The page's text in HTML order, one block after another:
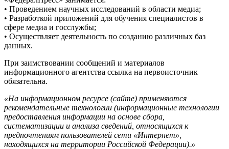
• Проведением научных исследований в области медиа;
• Разработкой приложений для обучения специалистов в
сфере медиа и госслужбы;
• Осуществляет деятельность по созданию различных баз
данных.
При заимствовании сообщений и материалов
информационного агентства ссылка на первоисточник
обязательна.
«На информационном ресурсе (сайте) применяются
рекомендательные технологии (информационные технологии
предоставления информации на основе сбора,
систематизации и анализа сведений, относящихся к
предпочтениям пользователей сети «Интернет»,
находящихся на территории Российской Федерации).»